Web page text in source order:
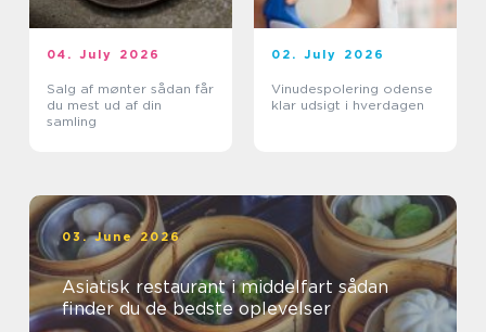
04. July 2026
Salg af mønter sådan får
du mest ud af din
samling
02. July 2026
Vinudespolering odense
klar udsigt i hverdagen
03. June 2026
Asiatisk restaurant i middelfart sådan
finder du de bedste oplevelser